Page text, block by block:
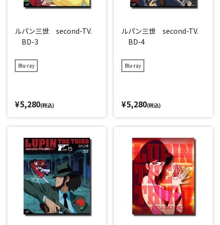
ルパン三世 second-TV.
BD-3
Blu-ray
¥5,280(税込)
ルパン三世 second-TV.
BD-4
Blu-ray
¥5,280(税込)